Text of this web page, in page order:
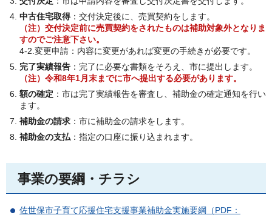
中古住宅取得 ：交付決定後に、売買契約をします。
（注）交付決定前に売買契約をされたものは補助対象外となりま
すのでご注意下さい。
4-2.変更申請：内容に変更があれば変更の手続きが必要です。
完了実績報告 ：完了に必要な書類をそろえ、市に提出します。
（注）令和8年1月末までに市へ提出する必要があります。
額の確定 ：市は完了実績報告を審査し、補助金の確定通知を行い
ます。
補助金の請求 ：市に補助金の請求をします。
補助金の支払：指定の口座に振り込まれます。
事業の要綱・チラシ
佐世保市子育て応援住宅支援事業補助金実施要綱（PDF：